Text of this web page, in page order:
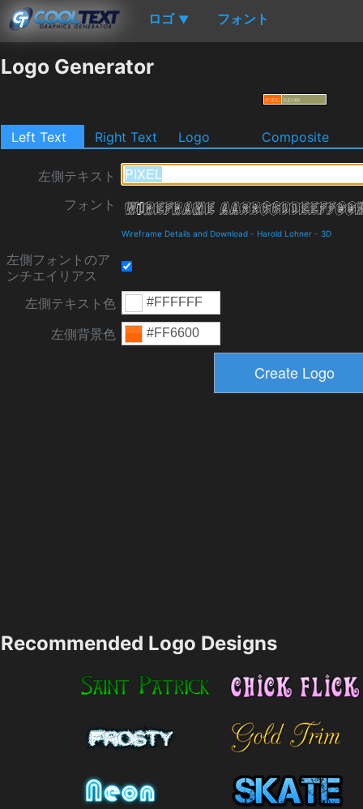
ロゴ ▼ フォント
Logo Generator
Left Text Right Text Logo Composite
左側テキスト
フォント
Wireframe Details and Download - Harold Lohner - 3D
左側フォントのア
ンチエイリアス
左側テキスト色
左側背景色
Recommended Logo Designs